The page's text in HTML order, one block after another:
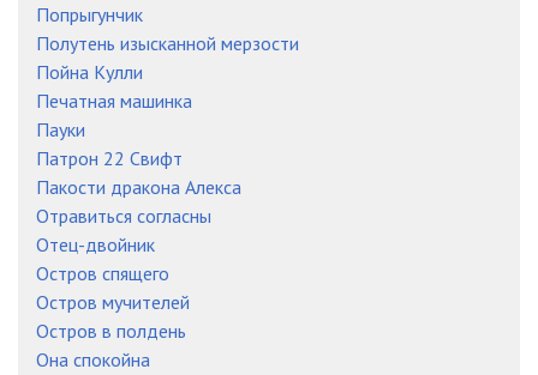
Попрыгунчик
Полутень изысканной мерзости
Пойна Кулли
Печатная машинка
Пауки
Патрон 22 Свифт
Пакости дракона Алекса
Отравиться согласны
Отец-двойник
Остров спящего
Остров мучителей
Остров в полдень
Она спокойна